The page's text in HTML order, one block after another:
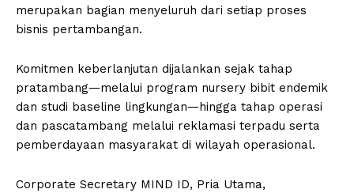
merupakan bagian menyeluruh dari setiap proses
bisnis pertambangan.
Komitmen keberlanjutan dijalankan sejak tahap
pratambang—melalui program nursery bibit endemik
dan studi baseline lingkungan—hingga tahap operasi
dan pascatambang melalui reklamasi terpadu serta
pemberdayaan masyarakat di wilayah operasional.
Corporate Secretary MIND ID, Pria Utama,